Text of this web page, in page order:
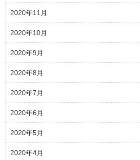
2020年11月
2020年10月
2020年9月
2020年8月
2020年7月
2020年6月
2020年5月
2020年4月